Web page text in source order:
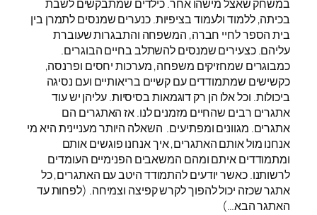
במשחק שאצל מישהו אחר. כילדים שמתבקשים לשבת
בכיתה, ללמוד ולעמוד בציפיות. כנערים שמנסים לתמרן בין
בית הספר לחיי חברה, המשפחה והתבגרות שעוברת
עליהם. כצעירים שמנסים להשתלב בחיים הבוגרים.
כמבוגרים שמחזיקים משפחה, מערכות יחסים ופרנסה,
כקשישים שמתמודדים עם קשיים בריאותיים ועם נסיגה
ביכולות. וכל אלו הן רק דוגמאות בסיסיות. עליהן יש עוד
אתגרים רבים שהחיים מזמנים לנו. אז האתגרים הם
אתגרים. מגוונים ומפתיעים. השאלה היותר מעניינית היא מי
אנחנו מול אותם האתגרים, איך אנחנו פוגשים אותם
ומתמודדים איתם ומהם המשאבים הפנימיים העומדים
לרשותנו. כאשר יודעים להתמודד היטב עם האתגרים, כל
אתגר שכזה יכול להפוך לקרש קפיצה וצמיחה. (לפחות עד
האתגר הבא…)